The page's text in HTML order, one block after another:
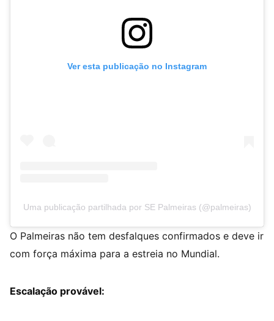
Ver esta publicação no Instagram
Uma publicação partilhada por SE Palmeiras (@palmeiras)
O Palmeiras não tem desfalques confirmados e deve ir
com força máxima para a estreia no Mundial.
Escalação provável: